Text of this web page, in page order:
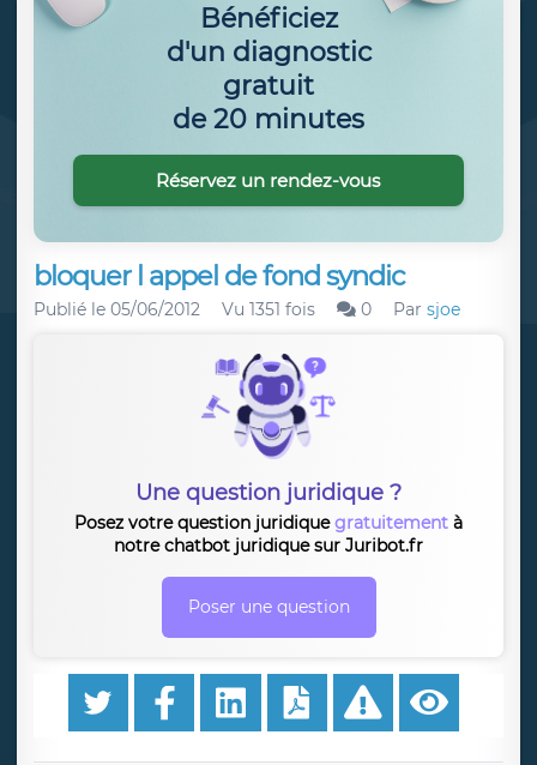
bloquer l appel de fond syndic
Publié le 05/06/2012 Vu 1351 fois 0 Par sjoe
Une question juridique ?
Posez votre question juridiquegratuitement à
notre chatbot juridique sur Juribot.fr
Poser une question
Bénéficiez
d'un diagnostic
gratuit
de 20 minutes
Réservez un rendez-vous